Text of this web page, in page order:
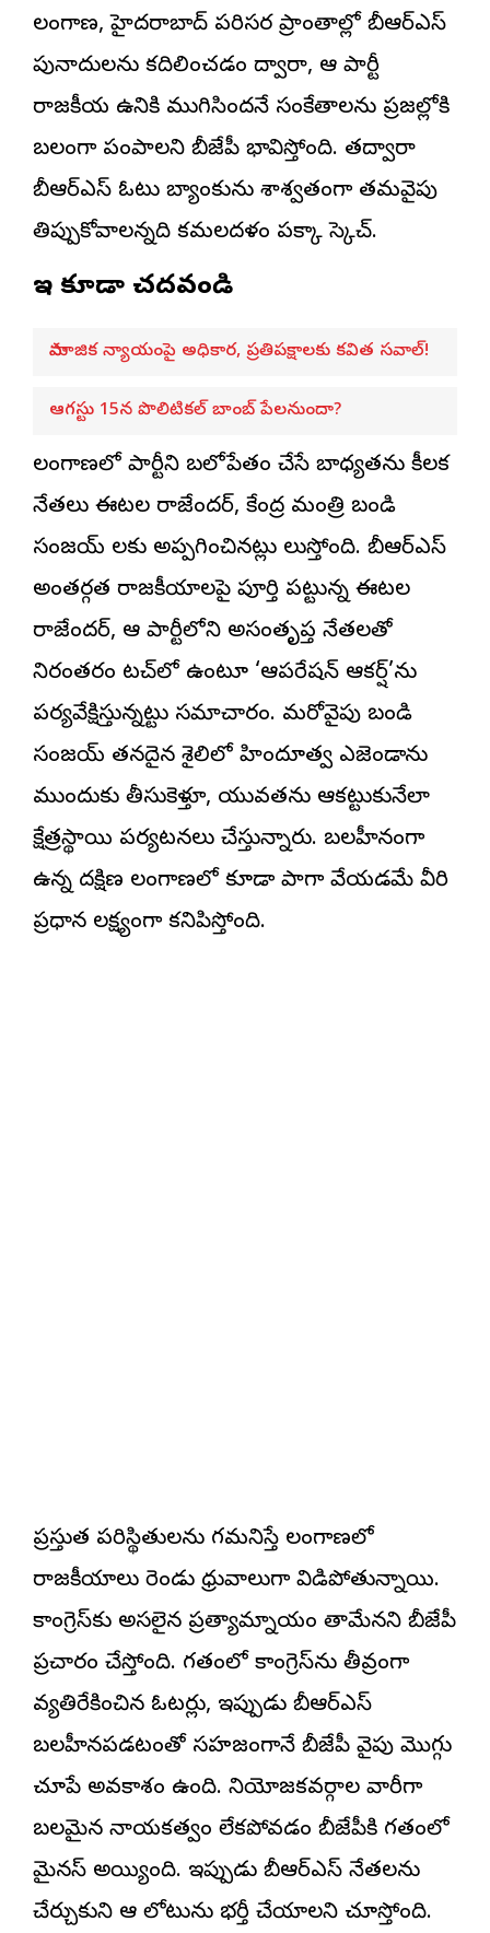
తెలంగాణ, హైదరాబాద్ పరిసర ప్రాంతాల్లో బీఆర్ఎస్
పునాదులను కదిలించడం ద్వారా, ఆ పార్టీ
రాజకీయ ఉనికి ముగిసిందనే సంకేతాలను ప్రజల్లోకి
బలంగా పంపాలని బీజేపీ భావిస్తోంది. తద్వారా
బీఆర్ఎస్ ఓటు బ్యాంకును శాశ్వతంగా తమవైపు
తిప్పుకోవాలన్నది కమలదళం పక్కా స్కెచ్.
ఇవి కూడా చదవండి
సామాజిక న్యాయంపై అధికార, ప్రతిపక్షాలకు కవిత సవాల్!
ఆగస్టు 15న పొలిటికల్ బాంబ్ పేలనుందా?
తెలంగాణలో పార్టీని బలోపేతం చేసే బాధ్యతను కీలక
నేతలు ఈటల రాజేందర్, కేంద్ర మంత్రి బండి
సంజయ్ లకు అప్పగించినట్లు తెలుస్తోంది. బీఆర్ఎస్
అంతర్గత రాజకీయాలపై పూర్తి పట్టున్న ఈటల
రాజేందర్, ఆ పార్టీలోని అసంతృప్త నేతలతో
నిరంతరం టచ్‌లో ఉంటూ ‘ఆపరేషన్ ఆకర్ష్’ను
పర్యవేక్షిస్తున్నట్టు సమాచారం. మరోవైపు బండి
సంజయ్ తనదైన శైలిలో హిందూత్వ ఎజెండాను
ముందుకు తీసుకెళ్తూ, యువతను ఆకట్టుకునేలా
క్షేత్రస్థాయి పర్యటనలు చేస్తున్నారు. బలహీనంగా
ఉన్న దక్షిణ తెలంగాణలో కూడా పాగా వేయడమే వీరి
ప్రధాన లక్ష్యంగా కనిపిస్తోంది.
ప్రస్తుత పరిస్థితులను గమనిస్తే తెలంగాణలో
రాజకీయాలు రెండు ధ్రువాలుగా విడిపోతున్నాయి.
కాంగ్రెస్‌కు అసలైన ప్రత్యామ్నాయం తామేనని బీజేపీ
ప్రచారం చేస్తోంది. గతంలో కాంగ్రెస్‌ను తీవ్రంగా
వ్యతిరేకించిన ఓటర్లు, ఇప్పుడు బీఆర్ఎస్
బలహీనపడటంతో సహజంగానే బీజేపీ వైపు మొగ్గు
చూపే అవకాశం ఉంది. నియోజకవర్గాల వారీగా
బలమైన నాయకత్వం లేకపోవడం బీజేపీకి గతంలో
మైనస్ అయ్యింది. ఇప్పుడు బీఆర్ఎస్ నేతలను
చేర్చుకుని ఆ లోటును భర్తీ చేయాలని చూస్తోంది.